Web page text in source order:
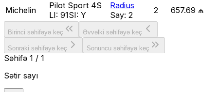
Michelin
Pilot Sport 4S
LI: 91SI: Y
Radius
Say: 2 2 657.69 ₼
Birinci səhifəyə keç Əvvəlki səhifəyə keç
Sonraki səhifəyə keç Sonuncu səhifəyə keç
Səhifə 1 / 1
Sətir sayı